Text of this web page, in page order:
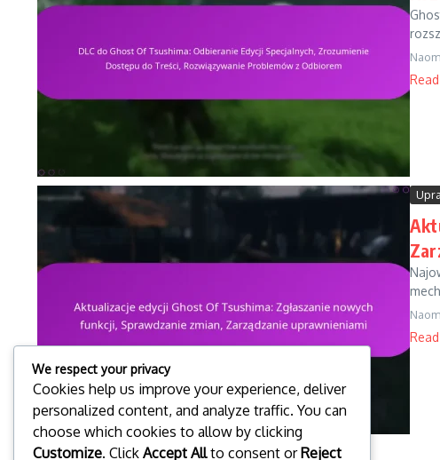
We respect your privacy
Cookies help us improve your experience, deliver
personalized content, and analyze traffic. You can
choose which cookies to allow by clicking
Customize. Click Accept Allto consent orReject